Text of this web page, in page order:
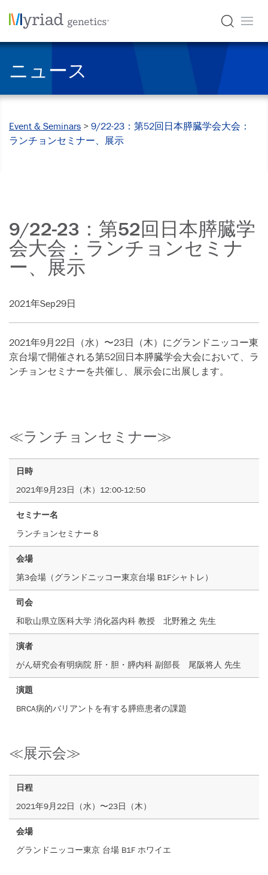
ニュース
Event & Seminars > 9/22-23：第52回日本膵臓学会大会：
ランチョンセミナー、展示
9/22-23：第52回日本膵臓学
会大会：ランチョンセミナ
ー、展示
2021年Sep29日
2021年9月22日（水）〜23日（木）にグランドニッコー東
京台場で開催される第52回日本膵臓学会大会において、ラ
ンチョンセミナーを共催し、展示会に出展します。
≪ランチョンセミナー≫
日時
2021年9月23日（木）12:00-12:50
セミナー名
ランチョンセミナー８
会場
第3会場（グランドニッコー東京台場 B1Fシャトレ）
司会
和歌山県立医科大学 消化器内科 教授 北野雅之 先生
演者
がん研究会有明病院 肝・胆・膵内科 副部長 尾阪将人 先生
演題
BRCA病的バリアントを有する膵癌患者の課題
≪展示会≫
日程
2021年9月22日（水）〜23日（木）
会場
グランドニッコー東京 台場 B1F ホワイエ